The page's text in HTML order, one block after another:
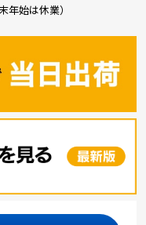
年始は休業）